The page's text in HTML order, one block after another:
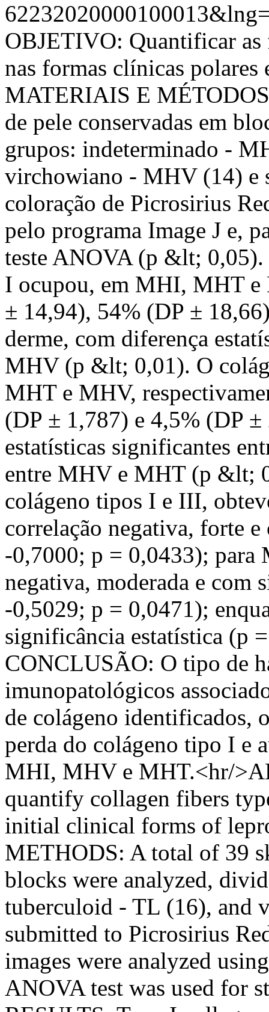
OBJETIVO: Quantificar
nas formas clínicas polares
MATERIAIS E
de pele conservadas em
grupos: indeterminado -
virchowiano - MHV (14) e
coloração de Picrosirius
pelo programa Image J e,
teste ANOVA (p &lt;
I ocupou, em MHI, MHT e
± 14,94), 54% (DP ±
derme, com diferença
MHV (p &lt; 0,01). O
MHT e MHV,
(DP ± 1,787) e 4,5% (DP
estatísticas significantes
entre MHV e MHT (p &lt;
colágeno tipos I e III,
correlação negativa, forte
-0,7000; p = 0,0433); para
negativa, moderada e com
-0,5029; p = 0,0471);
significância estatística (p
CONCLUSÃO: O tipo de
imunopatológicos
de colágeno identificados,
perda do colágeno tipo I e
MHI, MHV e MHT.<hr/
quantify collagen fibers
initial clinical forms of
METHODS: A total of 39
blocks were analyzed,
tuberculoid - TL (16), and
submitted to Picrosirius
images were analyzed
ANOVA test was used for